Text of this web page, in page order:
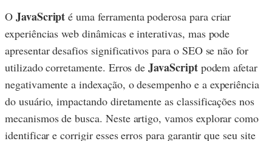
O JavaScript é uma ferramenta poderosa para criar
experiências web dinâmicas e interativas, mas pode
apresentar desafios significativos para o SEO se não for
utilizado corretamente. Erros deJavaScriptpodem afetar
negativamente a indexação, o desempenho e a experiência
do usuário, impactando diretamente as classificações nos
mecanismos de busca. Neste artigo, vamos explorar como
identificar e corrigir esses erros para garantir que seu site